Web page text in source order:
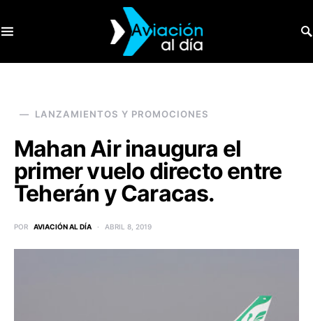
LANZAMIENTOS Y PROMOCIONES
Mahan Air inaugura el
primer vuelo directo entre
Teherán y Caracas.
POR AVIACIÓN AL DÍA ABRIL 8, 2019